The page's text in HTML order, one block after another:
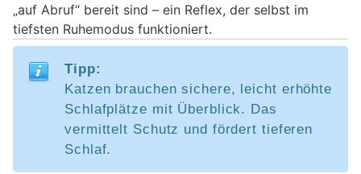
„auf Abruf“ bereit sind – ein Reflex, der selbst im
tiefsten Ruhemodus funktioniert.
Tipp:
Katzen brauchen sichere, leicht erhöhte
Schlafplätze mit Überblick. Das
vermittelt Schutz und fördert tieferen
Schlaf.